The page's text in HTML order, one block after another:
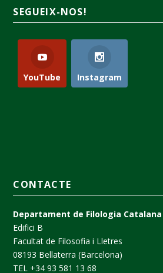
SEGUEIX-NOS!
YouTube Instagram
CONTACTE
Departament de Filologia Catalana
Edifici B
Facultat de Filosofia i Lletres
08193 Bellaterra (Barcelona)
TEL +34 93 581 13 68